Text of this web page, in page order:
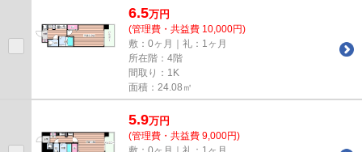
6.5万円
(管理費・共益費 10,000円)
敷：0ヶ月｜礼：1ヶ月
所在階：4階
間取り：1K
面積：24.08㎡
5.9万円
(管理費・共益費 9,000円)